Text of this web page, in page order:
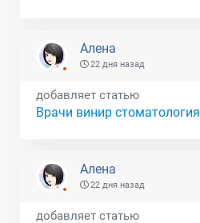
Алена
22 дня назад
добавляет статью
Врачи винир стоматология
Алена
22 дня назад
добавляет статью